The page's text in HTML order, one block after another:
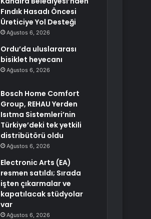
Fındık Hasadı Öncesi
Üreticiye Yol Desteği
Ağustos 6, 2026
Ordu’da uluslararası
bisiklet heyecanı
Ağustos 6, 2026
Bosch Home Comfort
Group, REHAU Yerden
Isıtma Sistemleri’nin
Türkiye’deki tek yetkili
distribütörü oldu
Ağustos 6, 2026
Electronic Arts (EA)
resmen satıldı; Sırada
işten çıkarmalar ve
kapatılacak stüdyolar
var
Ağustos 6, 2026